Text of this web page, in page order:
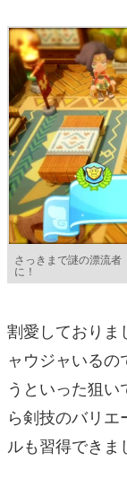
さっきまで謎の漂流
に！
割愛しておりま
ャウジャいるの
うといった狙
ら剣技のバリ
ルも習得できま